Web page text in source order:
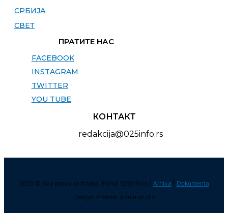
СРБИЈА
СВЕТ
ПРАТИТЕ НАС
FACEBOOK
INSTAGRAM
TWITTER
YOU TUBE
КОНТАКТ
redakcija@025info.rs
2020 © Sva prava zadržana. Portal 025info.rs | Arhiva
Dokumenta
Design: Premier dizajn studio